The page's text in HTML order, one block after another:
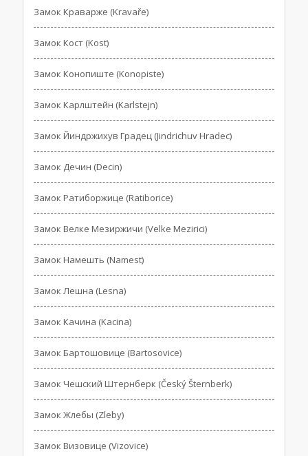
Замок Краварже (Kravaře)
Замок Кост (Kost)
Замок Конопиште (Konopiste)
Замок Карлштейн (Karlstejn)
Замок Йиндржихув Градец (Jindrichuv Hradec)
Замок Дечин (Decin)
Замок Ратиборжице (Ratiborice)
Замок Велке Мезиржичи (Velke Mezirici)
Замок Намешть (Namest)
Замок Лешна (Lesna)
Замок Качина (Kacina)
Замок Бартошовице (Bartosovice)
Замок Чешский Штернберк (Český Šternberk)
Замок Жлебы (Zleby)
Замок Визовице (Vizovice)